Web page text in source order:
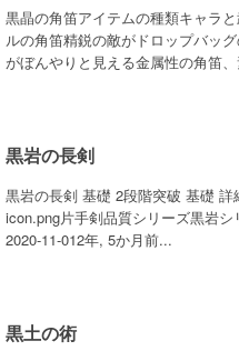
黒晶の角笛アイテムの種類キャラ
ルの角笛精鋭の敵がドロップバッ
がぼんやりと見える金属性の角笛
黒岩の長剣
黒岩の長剣 基礎 2段階突破 基礎
icon.png片手剣品質シリーズ黒岩
2020-11-012年, 5か月前...
黒土の術